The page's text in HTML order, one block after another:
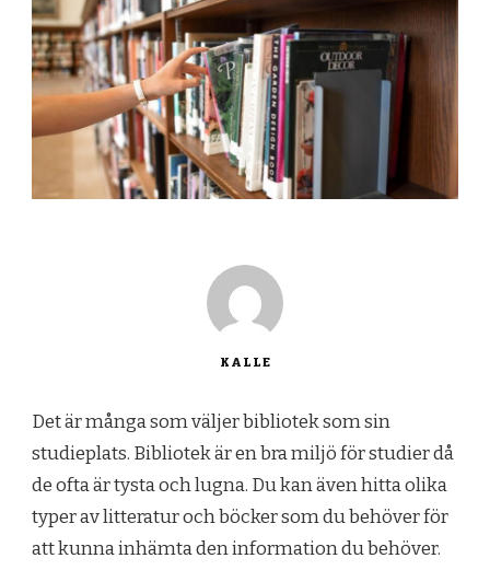
KALLE
Det är många som väljer bibliotek som sin
studieplats. Bibliotek är en bra miljö för studier då
de ofta är tysta och lugna. Du kan även hitta olika
typer av litteratur och böcker som du behöver för
att kunna inhämta den information du behöver.